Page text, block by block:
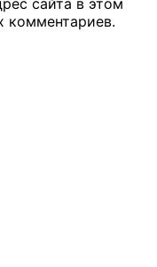
комментариев.